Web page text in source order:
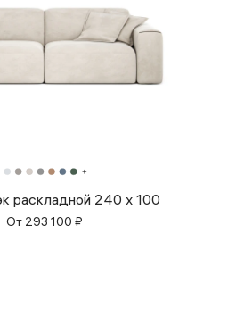
раскладной 240 x 100
От 293 100 ₽